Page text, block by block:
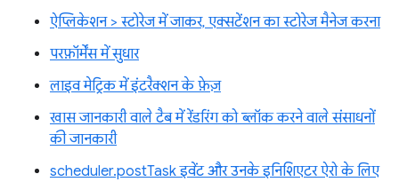
ऐप्लिकेशन > स्टोरेज में जाकर, एक्सटेंशन का स्टोरेज मैनेज करना
परफ़ॉर्मेंस में सुधार
लाइव मेट्रिक में इंटरैक्शन के फ़ेज़
खास जानकारी वाले टैब में रेंडरिंग को ब्लॉक करने वाले संसाधनों
की जानकारी
scheduler.postTask इवेंट और उनके इनिशिएटर ऐरो के लिए